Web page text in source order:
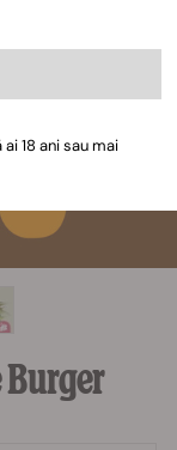
Burger
18 ani sau mai